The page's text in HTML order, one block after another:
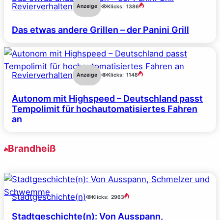
Revierverhalten Anzeige Klicks: 1386
Das etwas andere Grillen – der Panini Grill
Revierverhalten Anzeige Klicks: 1148
Autonom mit Highspeed – Deutschland passt
Tempolimit für hochautomatisiertes Fahren
an
Brandheiß
Stadtgeschichte(n) Klicks: 2963
Stadtgeschichte(n): Von Ausspann,